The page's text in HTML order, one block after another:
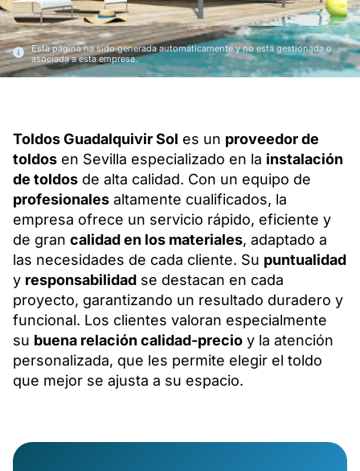
Esta página ha sido generada automáticamente y no está gestionada o
asociada a esta empresa.
Toldos Guadalquivir Sol es un proveedor de
toldos en Sevilla especializado en la instalación
de toldos de alta calidad. Con un equipo de
profesionales altamente cualificados, la
empresa ofrece un servicio rápido, eficiente y
de gran calidad en los materiales, adaptado a
las necesidades de cada cliente. Su puntualidad
y responsabilidad se destacan en cada
proyecto, garantizando un resultado duradero y
funcional. Los clientes valoran especialmente
su buena relación calidad-precio y la atención
personalizada, que les permite elegir el toldo
que mejor se ajusta a su espacio.